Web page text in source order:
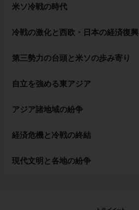
米ソ冷戦の時代
冷戦の激化と西欧・日本の経済復興
第三勢力の台頭と米ソの歩み寄り
自立を強める東アジア
アジア諸地域の紛争
経済危機と冷戦の終結
現代文明と各地の紛争